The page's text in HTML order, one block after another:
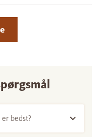
bedst?